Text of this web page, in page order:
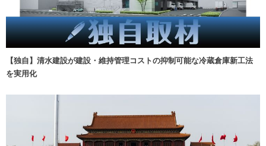
【独自】清水建設が建設・維持管理コストの抑制可能な冷蔵倉庫新工法
を実用化